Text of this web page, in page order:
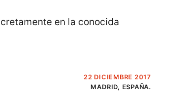
en la conocida
22 DICIEMBRE 2017
MADRID, ESPAÑA.